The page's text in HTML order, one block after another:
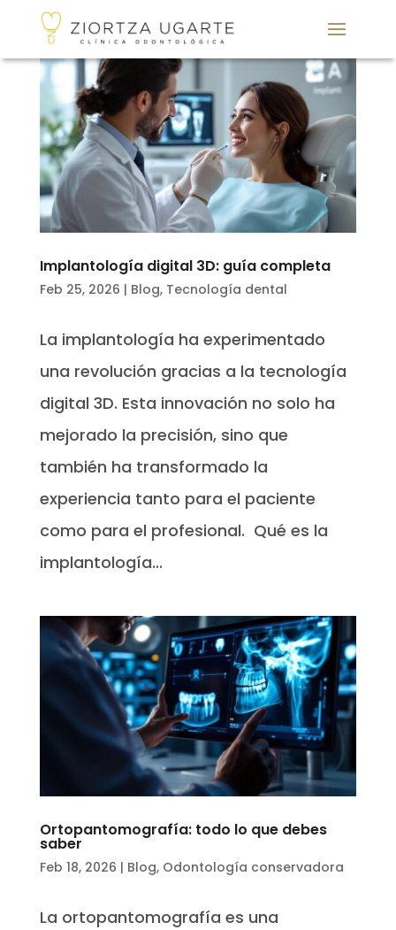
Implantología digital 3D: guía completa
Feb 25, 2026 | Blog, Tecnología dental
La implantología ha experimentado
una revolución gracias a la tecnología
digital 3D. Esta innovación no solo ha
mejorado la precisión, sino que
también ha transformado la
experiencia tanto para el paciente
como para el profesional. Qué es la
implantología...
Ortopantomografía: todo lo que debes
saber
Feb 18, 2026 | Blog, Odontología conservadora
La ortopantomografía es una